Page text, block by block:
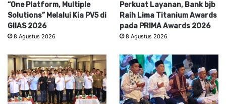
“One Platform, Multiple
Solutions” Melalui Kia PV5 di
GIIAS 2026
8 Agustus 2026
Perkuat Layanan, Bank bjb
Raih Lima Titanium Awards
pada PRIMA Awards 2026
8 Agustus 2026